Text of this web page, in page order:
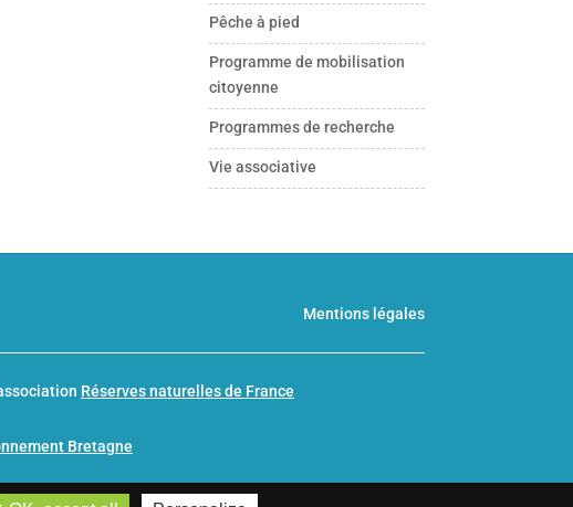
Pêche à pied
Programme de mobilisation
citoyenne
Programmes de recherche
Vie associative
Mentions légales
Réserves naturelles de France
Bretagne